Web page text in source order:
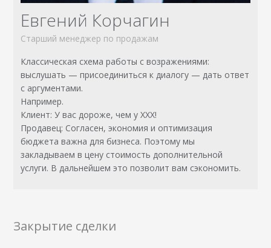
Евгений Корчагин
Старший менеджер по продажам
Классическая схема работы с возражениями:
выслушать — присоединиться к диалогу — дать ответ
с аргументами.
Например.
Клиент: У вас дороже, чем у ХХХ!
Продавец: Согласен, экономия и оптимизация
бюджета важна для бизнеса. Поэтому мы
закладываем в цену стоимость дополнительной
услуги. В дальнейшем это позволит вам сэкономить.
Закрытие сделки